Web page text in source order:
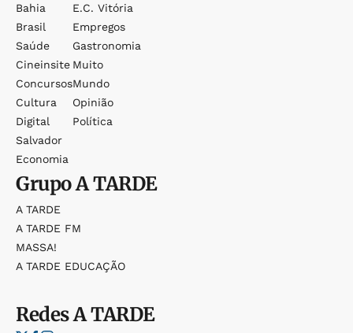
Bahia
Brasil
Saúde
Cineinsite
Concursos
Cultura
Digital
Salvador
Economia
E.c. Vitória
Empregos
Gastronomia
Muito
Mundo
Opinião
Política
GrupoA TARDE
A TARDE
A TARDE FM
MASSA!
A TARDE EDUCAÇÃO
RedesA TARDE